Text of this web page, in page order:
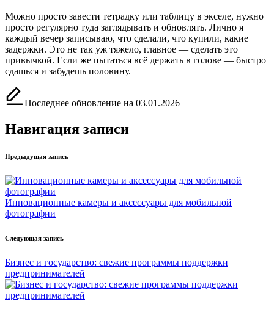
Можно просто завести тетрадку или таблицу в экселе, нужно
просто регулярно туда заглядывать и обновлять. Лично я
каждый вечер записываю, что сделали, что купили, какие
задержки. Это не так уж тяжело, главное — сделать это
привычкой. Если же пытаться всё держать в голове — быстро
сдашься и забудешь половину.
Последнее обновление на 03.01.2026
Навигация записи
Предыдущая запись
Инновационные камеры и аксессуары для мобильной
фотографии
Следующая запись
Бизнес и государство: свежие программы поддержки
предпринимателей